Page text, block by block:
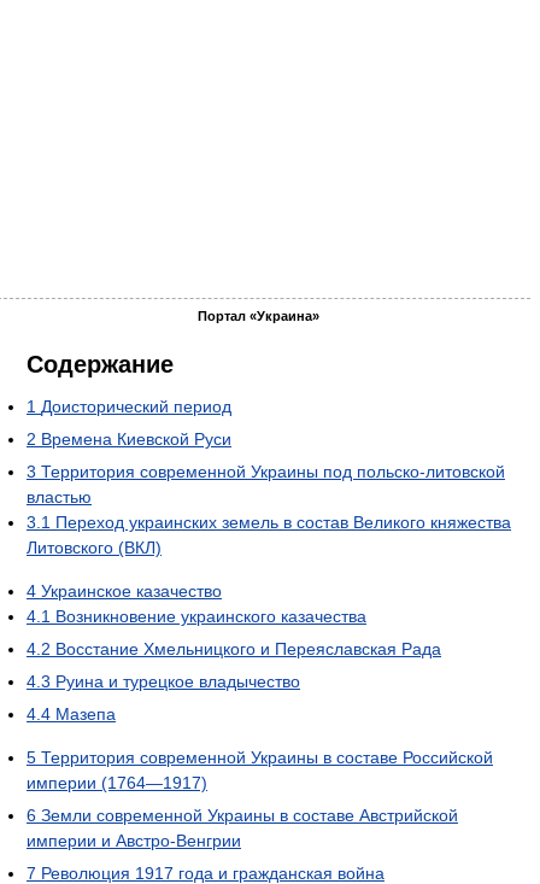
Портал «Украина»
Содержание
1 Доисторический период
2 Времена Киевской Руси
3 Территория современной Украины под польско-литовской
властью
3.1 Переход украинских земель в состав Великого княжества
Литовского (ВКЛ)
4 Украинское казачество
4.1 Возникновение украинского казачества
4.2 Восстание Хмельницкого и Переяславская Рада
4.3 Руина и турецкое владычество
4.4 Мазепа
5 Территория современной Украины в составе Российской
империи (1764—1917)
6 Земли современной Украины в составе Австрийской
империи и Австро-Венгрии
7 Революция 1917 года и гражданская война